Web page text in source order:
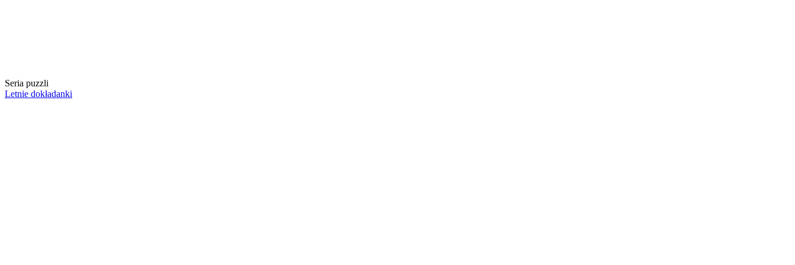
Seria puzzli
Letnie dokładanki